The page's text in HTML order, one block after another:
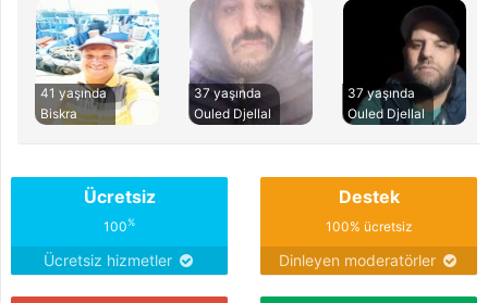
41 yaşında
Biskra
37 yaşında
Ouled Djellal
37 yaşında
Ouled Djellal
Ücretsiz
100%
Ücretsiz hizmetler
Destek
100% ücretsiz
Dinleyen moderatörler